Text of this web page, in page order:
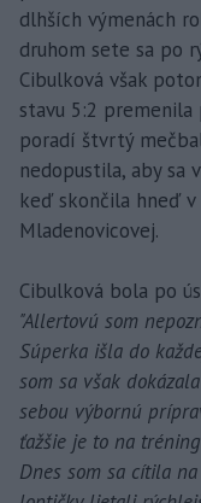
dlhších výmenách
druhom sete sa po
Cibulková však
stavu 5:2 premenila
poradí štvrtý
nedopustila, aby sa
keď skončila hneď
Mladenovicovej.
Cibulková bola po
"Allertovú som
Súperka išla do
som sa však
sebou výbornú
ťažšie je to na
Dnes som sa cítila